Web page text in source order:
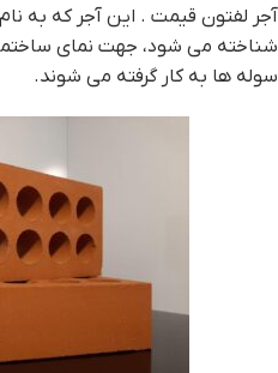
شناخته می شود، جهت نمای
سوله ها به کار گرفته می شوند.